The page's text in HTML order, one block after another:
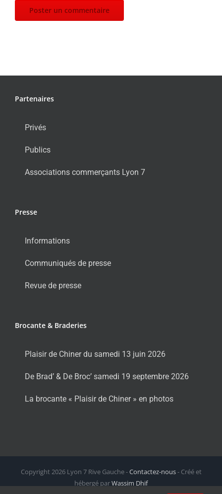
Partenaires
Privés
Publics
Associations commerçants Lyon 7
Presse
Informations
Communiqués de presse
Revue de presse
Brocante & Braderies
Plaisir de Chiner du samedi 13 juin 2026
De Brad’ & De Broc’ samedi 19 septembre 2026
La brocante « Plaisir de Chiner » en photos
Copyright 2026 Lyon 7 Rive Gauche -Contactez-nous- Créé et
hébergé parWassim Dhif